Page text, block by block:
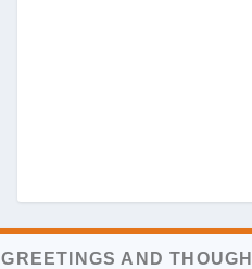
GREETINGS AND